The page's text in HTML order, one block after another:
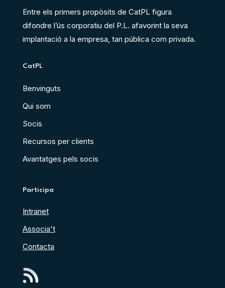
Entre els primers propòsits de CatPL figura
difondre l’ús corporatiu del P.L. afavorint la seva
implantació a la empresa, tan pública com privada.
CatPL
Benvinguts
Qui som
Socis
Recursos per clients
Avantatges pels socis
Participa
Intranet
Associa't
Contacta